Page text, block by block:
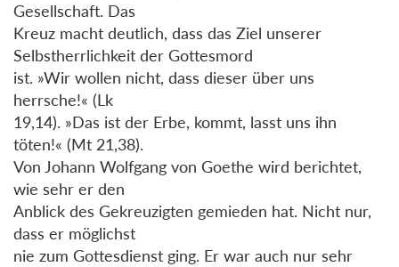
Gesellschaft. Das
Kreuz macht deutlich, dass das Ziel unserer
Selbstherrlichkeit der Gottesmord
ist. »Wir wollen nicht, dass dieser über uns
herrsche!« (Lk
19,14). »Das ist der Erbe, kommt, lasst uns ihn
töten!« (Mt 21,38).
Von Johann Wolfgang von Goethe wird berichtet,
wie sehr er den
Anblick des Gekreuzigten gemieden hat. Nicht nur,
dass er möglichst
nie zum Gottesdienst ging. Er war auch nur sehr